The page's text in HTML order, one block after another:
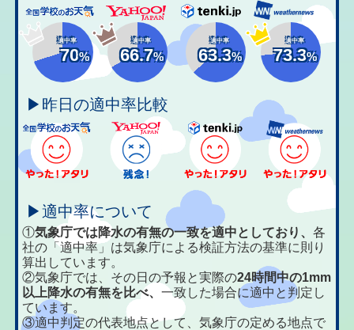
適中率
70%
適中率
66.7%
適中率
63.3%
適中率
73.3%
▶昨日の適中率比較
▶適中率について
①気象庁では降水の有無の一致を適中としており、各
社の「適中率」は気象庁による検証方法の基準に則り
算出しています。
②気象庁では、その日の予報と実際の24時間中の1mm
以上降水の有無を比べ、一致した場合に適中と判定し
ています。
③適中判定の代表地点として、気象庁の定める地点で